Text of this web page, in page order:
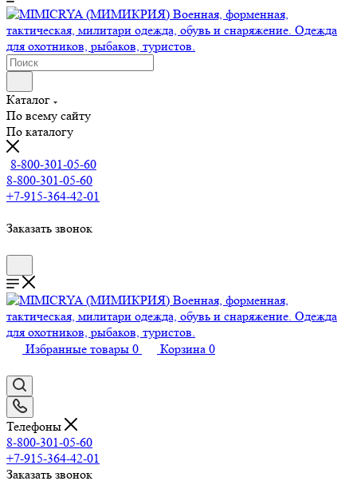
Каталог
По всему сайту
По каталогу
8-800-301-05-60
8-800-301-05-60
+7-915-364-42-01
Заказать звонок
Избранные товары 0 Корзина 0
Телефоны
8-800-301-05-60
+7-915-364-42-01
Заказать звонок